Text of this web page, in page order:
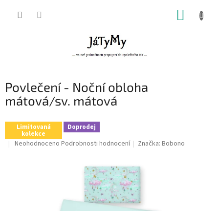
Povlečení - Noční obloha
mátová/sv. mátová
Limitovaná
kolekce
Doprodej
Průměrné
Neohodnoceno Podrobnosti hodnocení Značka:Bobono